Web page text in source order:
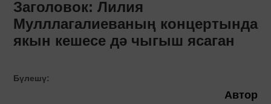
Заголовок: Лилия
Мулллагалиеваның концертында
якын кешесе дә чыгыш ясаган
Бүлешү:
Автор